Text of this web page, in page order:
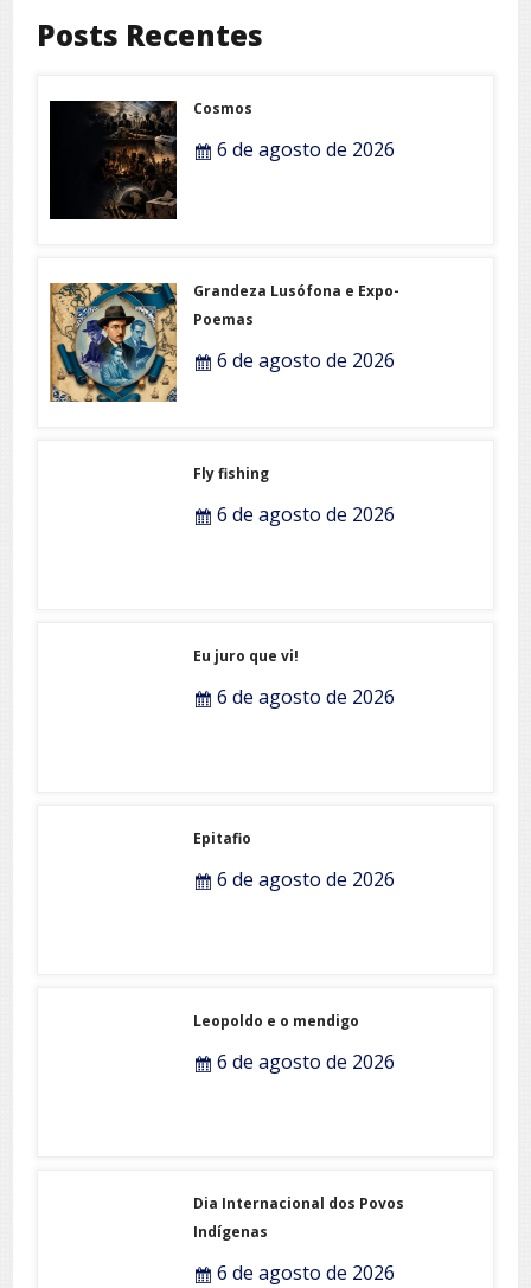
Posts Recentes
Cosmos
6 de agosto de 2026
Grandeza Lusófona e Expo-
Poemas
6 de agosto de 2026
Fly fishing
6 de agosto de 2026
Eu juro que vi!
6 de agosto de 2026
Epitafio
6 de agosto de 2026
Leopoldo e o mendigo
6 de agosto de 2026
Dia Internacional dos Povos
Indígenas
6 de agosto de 2026